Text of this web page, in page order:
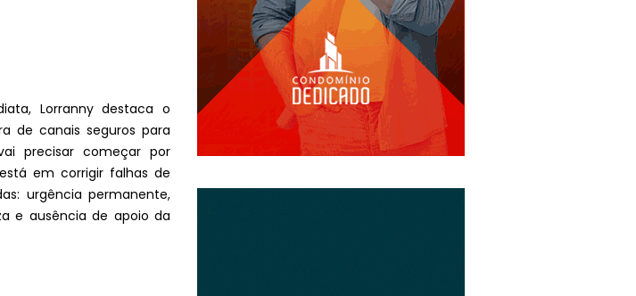
Lorranny destaca o
de canais seguros para
precisar começar por
em corrigir falhas de
urgência permanente,
e ausência de apoio da